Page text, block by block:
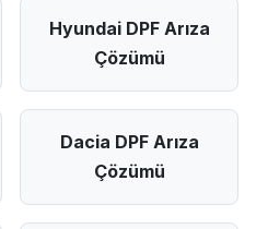
Hyundai DPF Arıza
Çözümü
Dacia DPF Arıza
Çözümü